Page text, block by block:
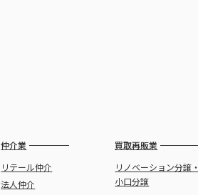
仲介業
リテール仲介
法人仲介
買取再販業
リノベーション分譲・
小口分譲